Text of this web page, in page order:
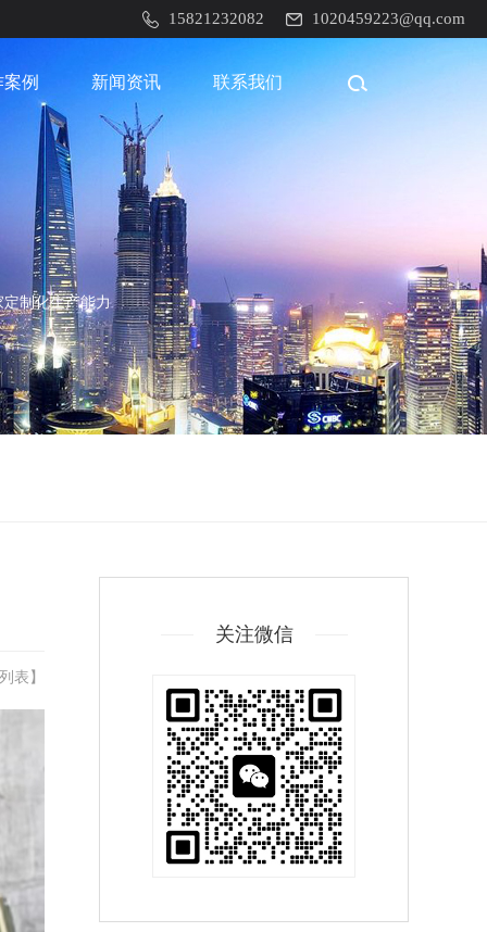
1020459223@qq.com
15821232082
例 新闻资讯 联系我们
制化生产能力
表 】
关注微信